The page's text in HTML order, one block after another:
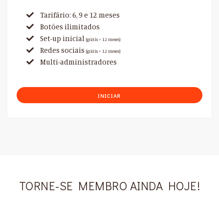
Tarifário: 6, 9 e 12 meses
Botões ilimitados
Set-up inicial (grátis > 12 meses)
Redes sociais (grátis > 12 meses)
Multi-administradores
INICIAR
TORNE-SE MEMBRO AINDA HOJE!